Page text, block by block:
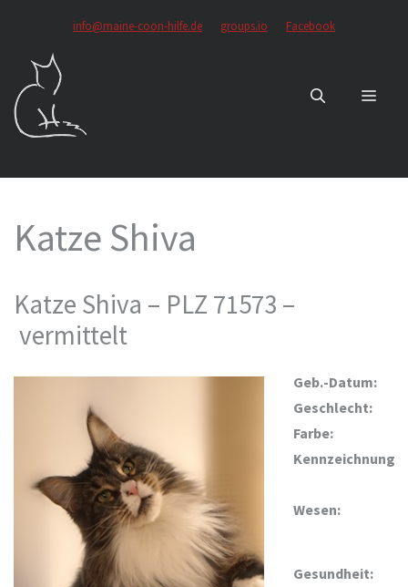
springen
info@maine-coon-hilfe.de groups.io Facebook
Katze Shiva
Katze Shiva – PLZ 71573 –
vermittelt
Geb.-Datum:
Geschlecht:
Farbe:
Kennzeichnung:
Wesen:
Gesundheit: